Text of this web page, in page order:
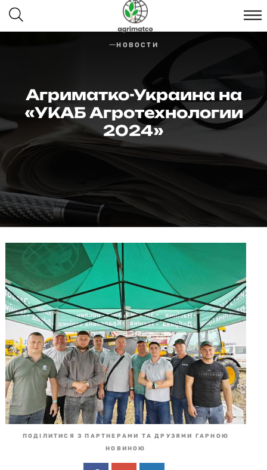
НОВОСТИ
Агриматко-Украина на
«УКАБ Агротехнологии
2024»
ПОДІЛИТИСЯ З ПАРТНЕРАМИ ТА ДРУЗЯМИ ГАРНОЮ
НОВИНОЮ